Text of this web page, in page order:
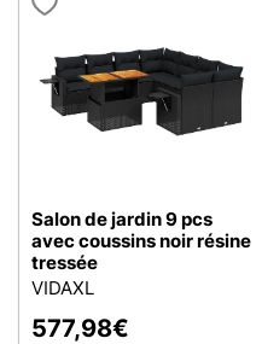
Salon de jardin 9 pcs
avec coussins noir résine
tressée
VIDAXL
577,98€